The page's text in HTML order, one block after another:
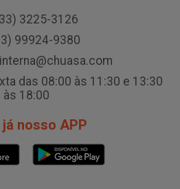
3225-3126
99924-9380
das 08:00 às 11:30 e 13:30
às 18:00
já nosso APP